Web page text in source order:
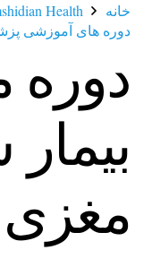
خانه
Health
دوره های آموزشی
دوره